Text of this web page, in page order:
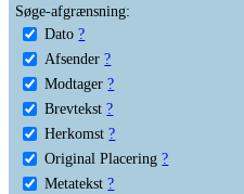
Søge-afgrænsning:
Dato ?
Afsender ?
Modtager ?
Brevtekst ?
Herkomst ?
Original Placering ?
Metatekst ?